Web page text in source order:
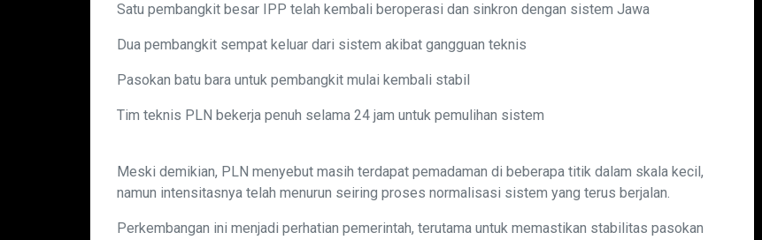
Satu pembangkit besar IPP telah kembali beroperasi dan sinkron dengan sistem Jawa
Dua pembangkit sempat keluar dari sistem akibat gangguan teknis
Pasokan batu bara untuk pembangkit mulai kembali stabil
Tim teknis PLN bekerja penuh selama 24 jam untuk pemulihan sistem
Meski demikian, PLN menyebut masih terdapat pemadaman di beberapa titik dalam skala kecil,
namun intensitasnya telah menurun seiring proses normalisasi sistem yang terus berjalan.
Perkembangan ini menjadi perhatian pemerintah, terutama untuk memastikan stabilitas pasokan